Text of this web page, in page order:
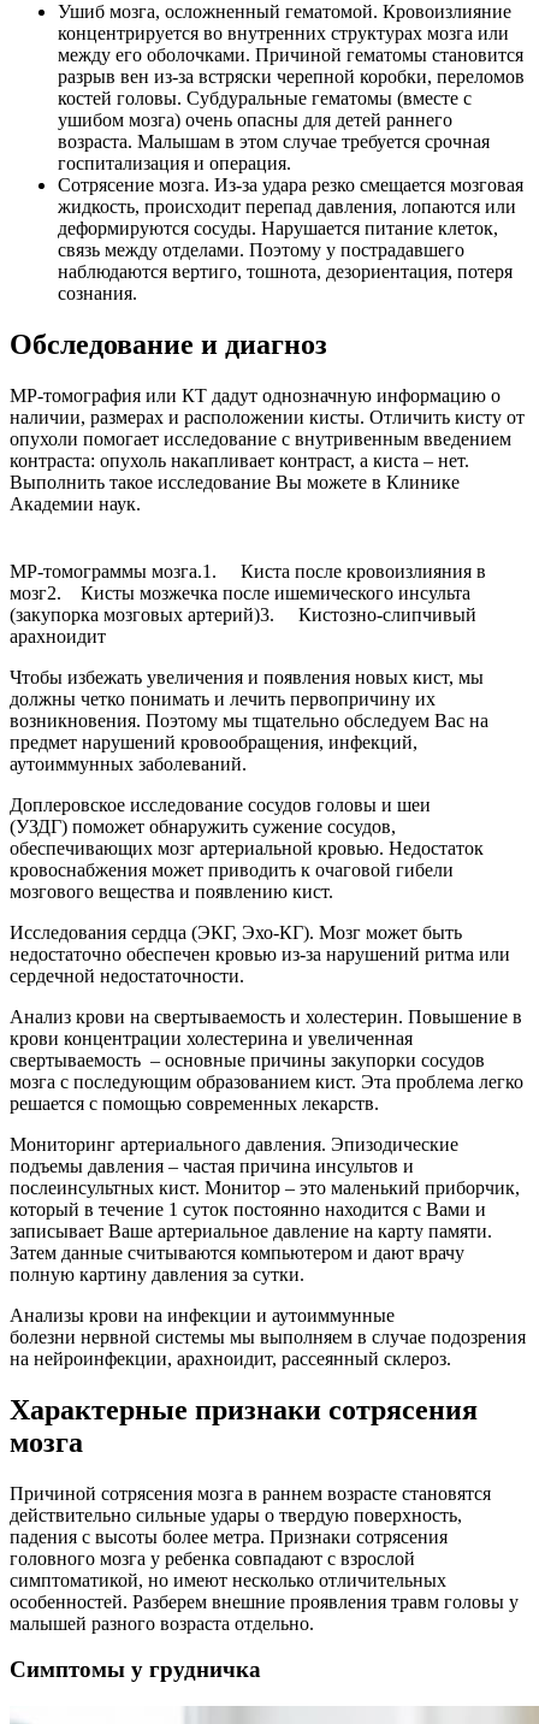
Ушиб мозга, осложненный гематомой. Кровоизлияние
концентрируется во внутренних структурах мозга или
между его оболочками. Причиной гематомы становится
разрыв вен из-за встряски черепной коробки, переломов
костей головы. Субдуральные гематомы (вместе с
ушибом мозга) очень опасны для детей раннего
возраста. Малышам в этом случае требуется срочная
госпитализация и операция.
Сотрясение мозга. Из-за удара резко смещается мозговая
жидкость, происходит перепад давления, лопаются или
деформируются сосуды. Нарушается питание клеток,
связь между отделами. Поэтому у пострадавшего
наблюдаются вертиго, тошнота, дезориентация, потеря
сознания.
Обследование и диагноз
МР-томография или КТ дадут однозначную информацию о
наличии, размерах и расположении кисты. Отличить кисту от
опухоли помогает исследование с внутривенным введением
контраста: опухоль накапливает контраст, а киста – нет.
Выполнить такое исследование Вы можете в Клинике
Академии наук.
МР-томограммы мозга.1. Киста после кровоизлияния в
мозг2. Кисты мозжечка после ишемического инсульта
(закупорка мозговых артерий)3. Кистозно-слипчивый
арахноидит
Чтобы избежать увеличения и появления новых кист, мы
должны четко понимать и лечить первопричину их
возникновения. Поэтому мы тщательно обследуем Вас на
предмет нарушений кровообращения, инфекций,
аутоиммунных заболеваний.
Доплеровское исследование сосудов головы и шеи
(УЗДГ) поможет обнаружить сужение сосудов,
обеспечивающих мозг артериальной кровью. Недостаток
кровоснабжения может приводить к очаговой гибели
мозгового вещества и появлению кист.
Исследования сердца (ЭКГ, Эхо-КГ). Мозг может быть
недостаточно обеспечен кровью из-за нарушений ритма или
сердечной недостаточности.
Анализ крови на свертываемость и холестерин. Повышение в
крови концентрации холестерина и увеличенная
свертываемость – основные причины закупорки сосудов
мозга с последующим образованием кист. Эта проблема легко
решается с помощью современных лекарств.
Мониторинг артериального давления. Эпизодические
подъемы давления – частая причина инсультов и
послеинсультных кист. Монитор – это маленький приборчик,
который в течение 1 суток постоянно находится с Вами и
записывает Ваше артериальное давление на карту памяти.
Затем данные считываются компьютером и дают врачу
полную картину давления за сутки.
Анализы крови на инфекции и аутоиммунные
болезни нервной системы мы выполняем в случае подозрения
на нейроинфекции, арахноидит, рассеянный склероз.
Характерные признаки сотрясения
мозга
Причиной сотрясения мозга в раннем возрасте становятся
действительно сильные удары о твердую поверхность,
падения с высоты более метра. Признаки сотрясения
головного мозга у ребенка совпадают с взрослой
симптоматикой, но имеют несколько отличительных
особенностей. Разберем внешние проявления травм головы у
малышей разного возраста отдельно.
Симптомы у грудничка